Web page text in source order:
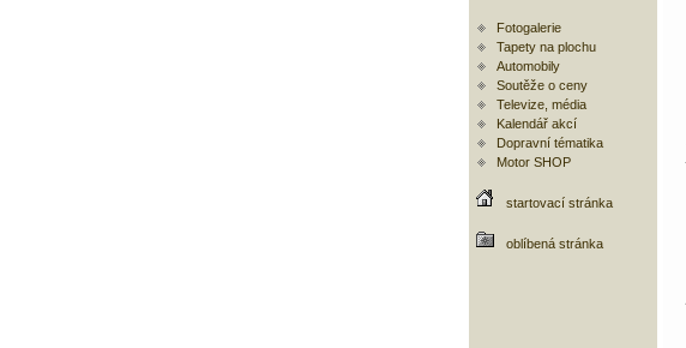
Fotogalerie
Tapety na plochu
Automobily
Soutěže o ceny
Televize, média
Kalendář akcí
Dopravní tématika
Motor SHOP
startovací stránka
oblíbená stránka